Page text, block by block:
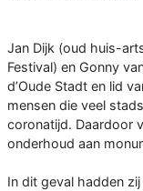
Jan Dijk (oud huis-
Festival) en Gonny
d’Oude Stadt en lid
mensen die veel
coronatijd. Daardoor
onderhoud aan
In dit geval hadden